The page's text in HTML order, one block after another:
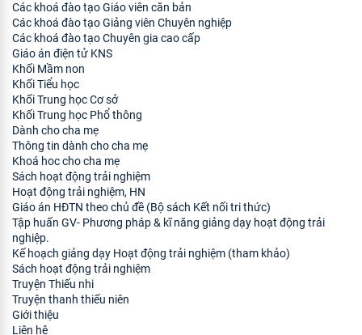
Các khoá đào tạo Giáo viên căn bản
Các khoá đào tạo Giảng viên Chuyên nghiệp
Các khoá đào tạo Chuyên gia cao cấp
Giáo án điện tử KNS
Khối Mầm non
Khối Tiểu học
Khối Trung học Cơ sở
Khối Trung học Phổ thông
Dành cho cha mẹ
Thông tin dành cho cha mẹ
Khoá hoc cho cha mẹ
Sách hoạt động trải nghiệm
Hoạt động trải nghiệm, HN
Giáo án HĐTN theo chủ đề (Bộ sách Kết nối tri thức)
Tập huấn GV- Phương pháp & kĩ năng giảng dạy hoạt động trải
nghiệp.
Kế hoạch giảng dạy Hoạt động trải nghiệm (tham khảo)
Sách hoạt động trải nghiệm
Truyện Thiếu nhi
Truyện thanh thiếu niên
Giới thiệu
Liên hệ